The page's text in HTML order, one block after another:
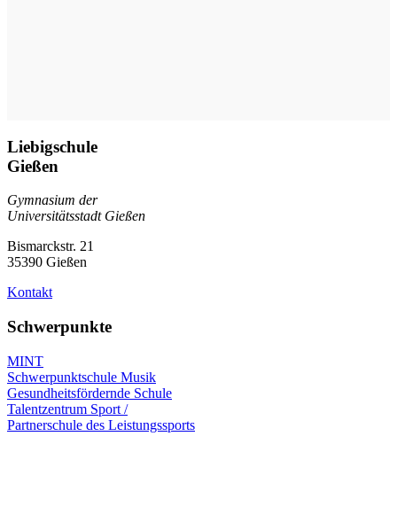
Liebigschule
Gießen
Gymnasium der
Universitätsstadt Gießen
Bismarckstr. 21
35390 Gießen
Kontakt
Schwerpunkte
MINT
Schwerpunktschule Musik
Gesundheitsfördernde Schule
Talentzentrum Sport /
Partnerschule des Leistungssports